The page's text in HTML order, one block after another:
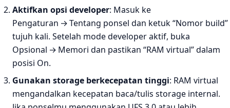
Aktifkan opsi developer: Masuk ke
Pengaturan → Tentang ponsel dan ketuk “Nomor build”
tujuh kali. Setelah mode developer aktif, buka
Opsional → Memori dan pastikan “RAM virtual” dalam
posisi On.
Gunakan storage berkecepatan tinggi: RAM virtual
mengandalkan kecepatan baca/tulis storage internal.